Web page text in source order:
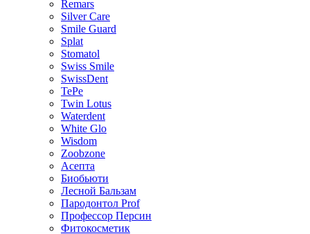
Remars
Silver Care
Smile Guard
Splat
Stomatol
Swiss Smile
SwissDent
TePe
Twin Lotus
Waterdent
White Glo
Wisdom
Zoobzone
Асепта
Биобьюти
Лесной Бальзам
Пародонтол Prof
Профессор Персин
Фитокосметик